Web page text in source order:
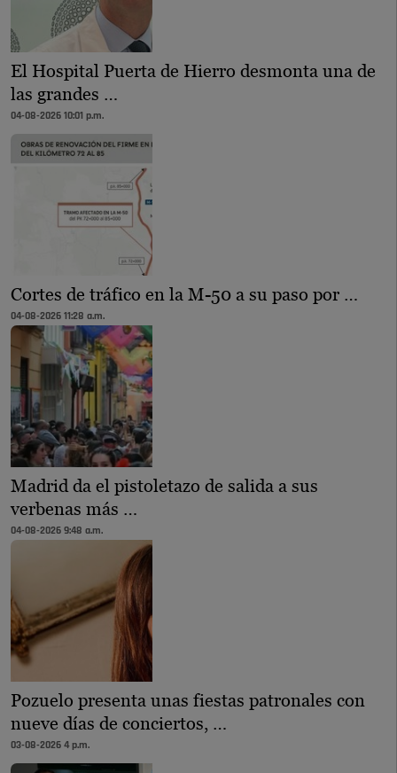
El Hospital Puerta de Hierro desmonta una de
las grandes …
04-08-2026 10:01 p.m.
Cortes de tráfico en la M-50 a su paso por …
04-08-2026 11:28 a.m.
Madrid da el pistoletazo de salida a sus
verbenas más …
04-08-2026 9:48 a.m.
Pozuelo presenta unas fiestas patronales con
nueve días de conciertos, …
03-08-2026 4 p.m.